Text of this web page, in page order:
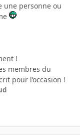
une personne ou
!
membres du
pour l’occasion !